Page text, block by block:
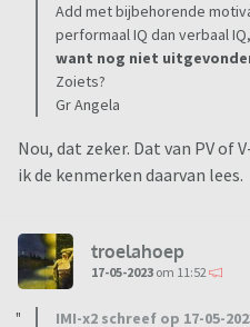
Add met bijbehorende
performaal IQ dan verbaal IQ,
want nog niet
Zoiets?
Gr Angela
Nou, dat zeker. Dat van PV of
ik de kenmerken daarvan lees.
troelahoep
17-05-2023 om 11:52
IMI-x2 schreef op 17-05-